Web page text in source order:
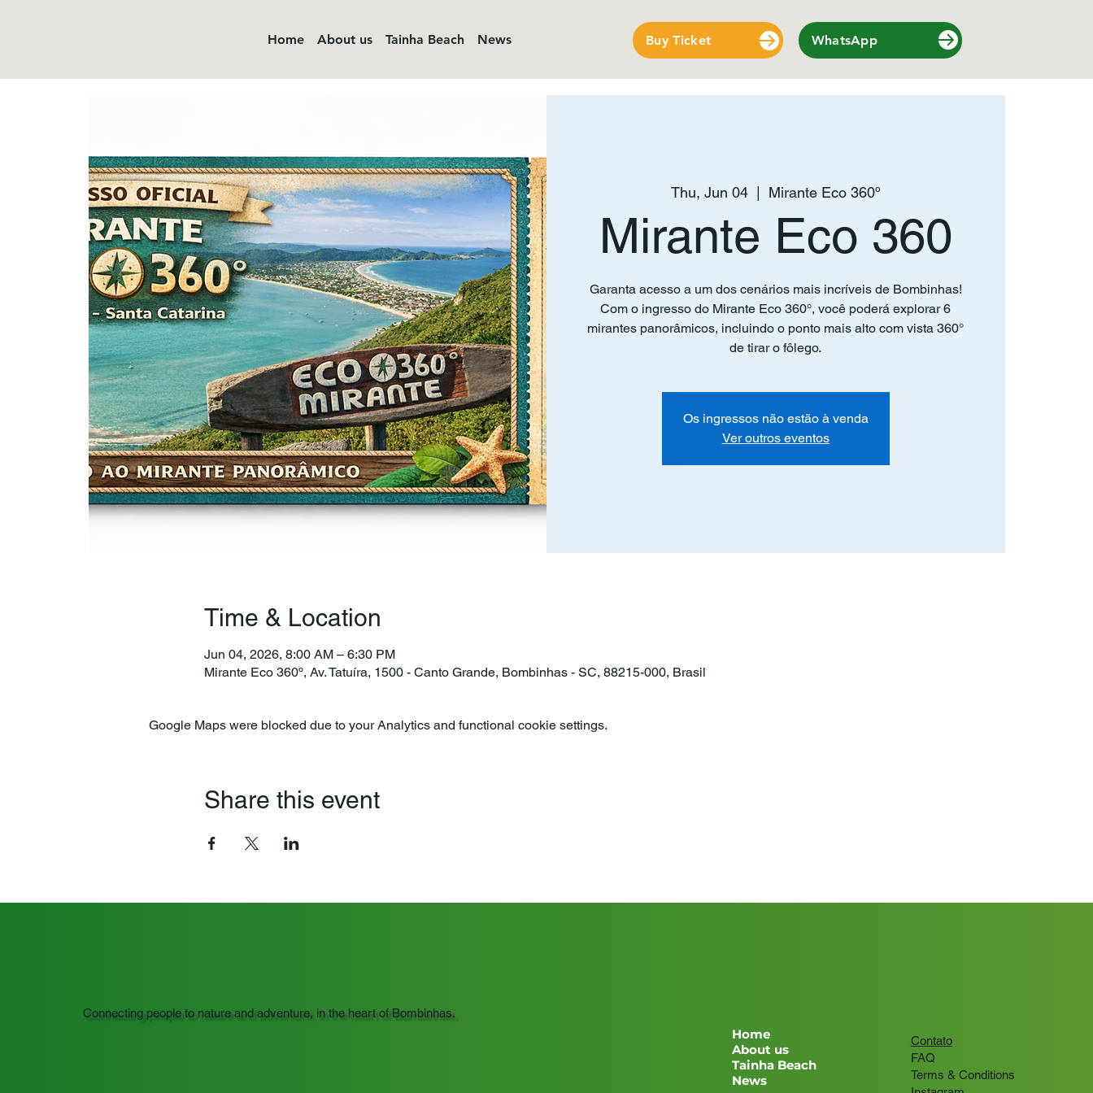
Home About us Tainha Beach News Buy Ticket WhatsApp
Thu, Jun 04
  |
Mirante Eco 360º
Mirante Eco 360
Garanta acesso a um dos cenários mais incríveis de Bombinhas!
Com o ingresso do Mirante Eco 360°, você poderá explorar 6
mirantes panorâmicos, incluindo o ponto mais alto com vista 360°
de tirar o fôlego.
Os ingressos não estão à venda
Ver outros eventos
Time & Location
Jun 04, 2026, 8:00 AM – 6:30 PM
Mirante Eco 360º, Av. Tatuíra, 1500 - Canto Grande, Bombinhas - SC, 88215-000, Brasil
Google Maps were blocked due to your Analytics and functional cookie settings.
Share this event
Connecting people to nature and adventure, in the heart of Bombinhas.
Home
About us
Tainha Beach
News
Contato
FAQ
Terms & Conditions